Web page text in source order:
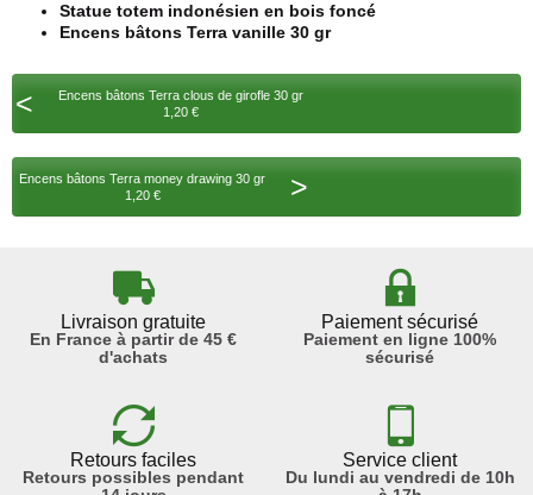
Statue totem indonésien en bois foncé
Encens bâtons Terra vanille 30 gr
<
Encens bâtons Terra clous de girofle 30 gr
1,20 €
Encens bâtons Terra money drawing 30 gr
1,20 €
>
Livraison gratuite
En France à partir de 45 €
d'achats
Paiement sécurisé
Paiement en ligne 100%
sécurisé
Retours faciles
Retours possibles pendant
Service client
Du lundi au vendredi de 10h